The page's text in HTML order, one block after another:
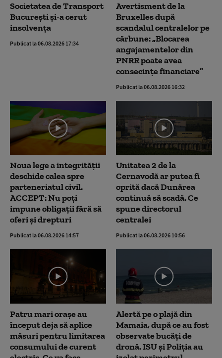
Societatea de Transport
București și-a cerut
insolvența
Publicat la 06.08.2026 17:34
Avertisment de la
Bruxelles după
scandalul centralelor pe
cărbune: „Blocarea
angajamentelor din
PNRR poate avea
consecințe financiare”
Publicat la 06.08.2026 16:32
Noua lege a integrității
deschide calea spre
parteneriatul civil.
ACCEPT: Nu poți
impune obligații fără să
oferi și drepturi
Publicat la 06.08.2026 14:57
Unitatea 2 de la
Cernavodă ar putea fi
oprită dacă Dunărea
continuă să scadă. Ce
spune directorul
centralei
Publicat la 06.08.2026 10:56
Patru mari orașe au
început deja să aplice
măsuri pentru limitarea
consumului de curent
Alertă pe o plajă din
Mamaia, după ce au fost
observate bucăți de
dronă. ISU și Poliția au